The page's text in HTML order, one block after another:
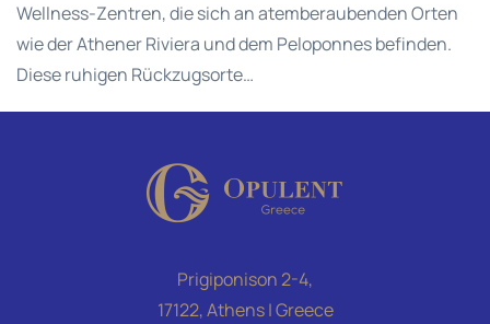
Wellness-Zentren, die sich an atemberaubenden Orten
wie der Athener Riviera und dem Peloponnes befinden.
Diese ruhigen Rückzugsorte…
Prigiponison 2-4,
17122, Athens | Greece